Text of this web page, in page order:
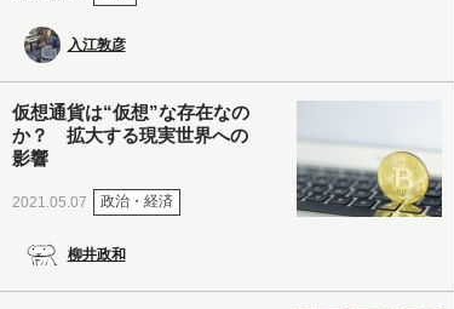
入江敦彦
仮想通貨は“仮想”な存在なの
か？ 拡大する現実世界への
影響
2021.05.07 政治・経済
柳井政和